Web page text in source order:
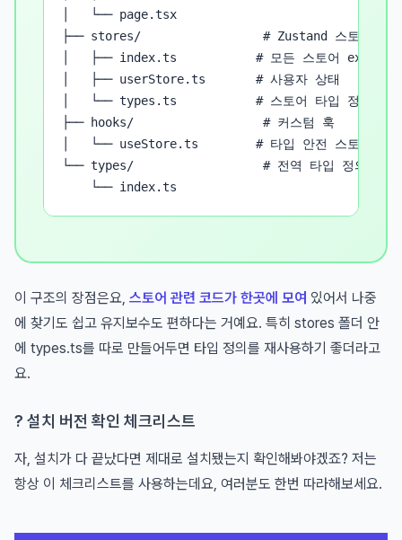
│   └── page.tsx
├── stores/                 # Zustand 스토어 모
│   ├── index.ts           # 모든 스토어 export
│   ├── userStore.ts       # 사용자 상태
│   └── types.ts           # 스토어 타입 정의
├── hooks/                  # 커스텀 훅
│   └── useStore.ts        # 타입 안전 스토어 훅
└── types/                  # 전역 타입 정의
    └── index.ts
이 구조의 장점은요, 스토어 관련 코드가 한곳에 모여 있어서 나중
에 찾기도 쉽고 유지보수도 편하다는 거예요. 특히 stores 폴더 안
에 types.ts를 따로 만들어두면 타입 정의를 재사용하기 좋더라고
요.
? 설치 버전 확인 체크리스트
자, 설치가 다 끝났다면 제대로 설치됐는지 확인해봐야겠죠? 저는
항상 이 체크리스트를 사용하는데요, 여러분도 한번 따라해보세요.